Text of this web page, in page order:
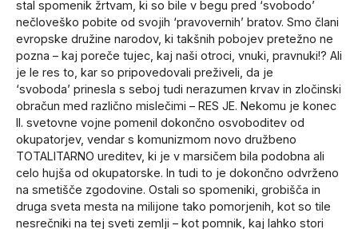
stal spomenik žrtvam, ki so bile v begu pred ‘svobodo’
nečloveško pobite od svojih ‘pravovernih’ bratov. Smo člani
evropske družine narodov, ki takšnih pobojev pretežno ne
pozna – kaj poreče tujec, kaj naši otroci, vnuki, pravnuki!? Ali
je le res to, kar so pripovedovali preživeli, da je
‘svoboda’ prinesla s seboj tudi nerazumen krvav in zločinski
obračun med različno mislečimi – RES JE. Nekomu je konec
II. svetovne vojne pomenil dokončno osvoboditev od
okupatorjev, vendar s komunizmom novo družbeno
TOTALITARNO ureditev, ki je v marsičem bila podobna ali
celo hujša od okupatorske. In tudi to je dokončno odvrženo
na smetišče zgodovine. Ostali so spomeniki, grobišča in
druga sveta mesta na milijone tako pomorjenih, kot so tile
nesrečniki na tej sveti zemlji – kot pomnik, kaj lahko stori